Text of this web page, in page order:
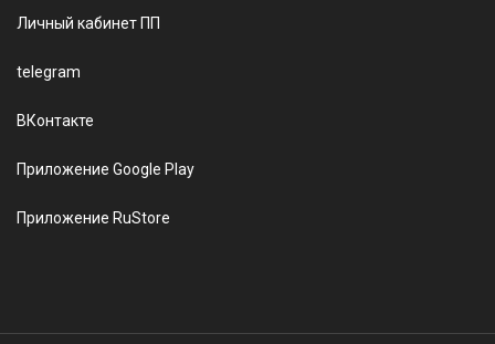
Личный кабинет ПП
telegram
ВКонтакте
Приложение Google Play
Приложение RuStore